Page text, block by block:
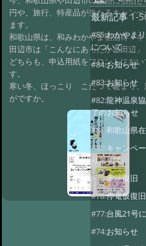
円や、旅行、特産品が当たるキャン
ます。
和歌山県は、和みわかやま宿泊得々
田辺市は「こんなにあったか♨田辺」
どちらも、申込用紙をフロントにお
す。
寒い冬、ほっこり こたつで暖まり、
がですか。
最新記事1-
#85:わかやま
について
#84:お知らせ
#83:お知らせ
#82:龍神温泉
了のお知らせ
#81:和歌山県
#80:キャンペ
ります！
#79:電話復旧
#78:停電仮復旧
#77:台風21号
#74:お知らせ